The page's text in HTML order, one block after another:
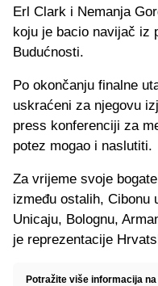
Erl Clark i Nemanja
koju je bacio navijač iz
Budućnosti.
Po okončanju finalne
uskraćeni za njegovu
press konferenciji za
potez mogao i naslutiti.
Za vrijeme svoje
između ostalih, Cibonu
Unicaju, Bolognu,
je reprezentacije
Potražite više informacija